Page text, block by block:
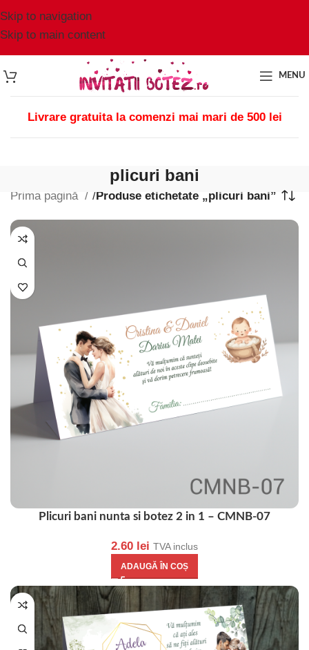
Skip to navigation
Skip to main content
MENU
Livrare gratuita la comenzi mai mari de 500 lei
plicuri bani
Prima pagină /Produse etichetate „plicuri bani”
Plicuri bani nunta si botez 2 in 1 – CMNB-07
2.60 lei TVA inclus
ADAUGĂ ÎN COȘ